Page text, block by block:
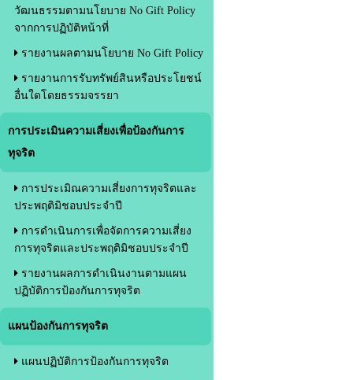
วัฒนธรรมตามนโยบาย No Gift Policy
จากการปฏิบัติหน้าที่
รายงานผลตามนโยบาย No Gift Policy
รายงานการรับทรัพย์สินหรือประโยชน์
อื่นใดโดยธรรมจรรยา
การประเมินความเสี่ยงเพื่อป้องกันการ
ทุจริต
การประเมิณความเสี่ยงการทุจริตและ
ประพฤติมิชอบประจำปี
การดำเนินการเพื่อจัดการความเสี่ยง
การทุจริตและประพฤติมิชอบประจำปี
รายงานผลการดำเนินงานตามแผน
ปฏิบัติการป้องกันการทุจริต
แผนป้องกันการทุจริต
แผนปฏิบัติการป้องกันการทุจริต